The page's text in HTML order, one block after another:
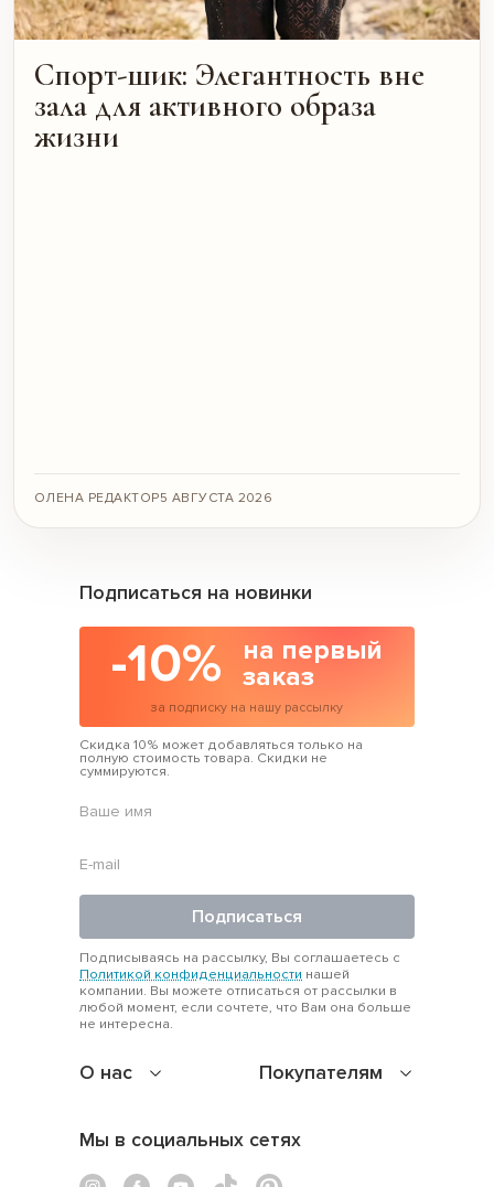
Спорт-шик: Элегантность вне
зала для активного образа
жизни
ОЛЕНА РЕДАКТОР5 АВГУСТА 2026
О нас Покупателям
Подписаться на новинки
-10%
на первый
заказ
за подписку на нашу рассылку
Скидка 10% может добавляться только на
полную стоимость товара. Скидки не
суммируются.
Подписаться
Подписываясь на рассылку, Вы соглашаетесь с
Политикой конфиденциальности нашей
компании. Вы можете отписаться от рассылки в
любой момент, если сочтете, что Вам она больше
не интересна.
Мы в социальных сетях